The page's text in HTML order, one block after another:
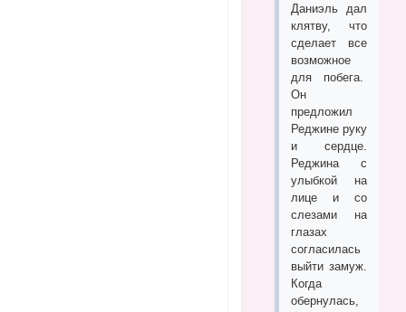
Даниэль дал
клятву, что
сделает все
возможное
для побега.
Он
предложил
Реджине руку
и сердце.
Реджина с
улыбкой на
лице и со
слезами на
глазах
согласилась
выйти замуж.
Когда
обернулась,